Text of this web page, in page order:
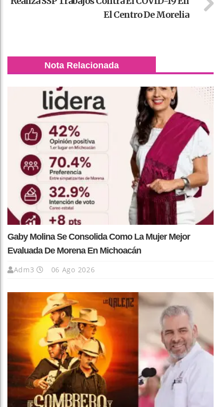
El Centro De Morelia
Nota Relacionada
Gaby Molina Se Consolida Como La Mujer Mejor
Evaluada De Morena En Michoacán
Adm3 06 Ago 2026